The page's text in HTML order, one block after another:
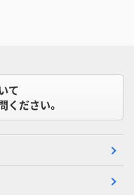
て
ください。